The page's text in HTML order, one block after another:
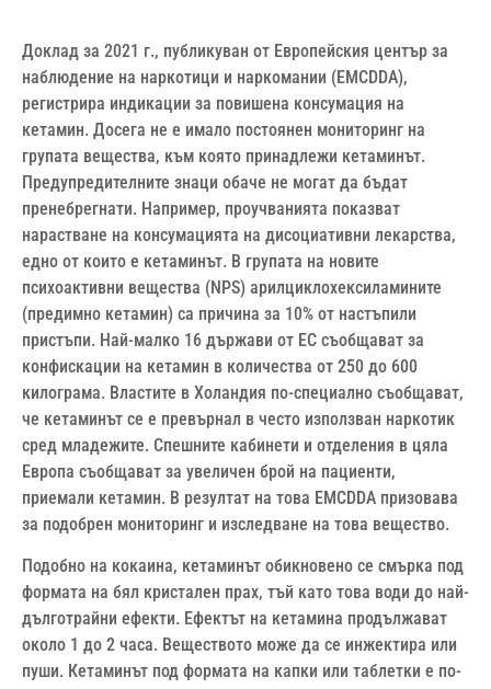
Доклад за 2021 г., публикуван от Европейския център за
наблюдение на наркотици и наркомании (EMCDDA),
регистрира индикации за повишена консумация на
кетамин. Досега не е имало постоянен мониторинг на
групата вещества, към която принадлежи кетаминът.
Предупредителните знаци обаче не могат да бъдат
пренебрегнати. Например, проучванията показват
нарастване на консумацията на дисоциативни лекарства,
едно от които е кетаминът. В групата на новите
психоактивни вещества (NPS) арилциклохексиламините
(предимно кетамин) са причина за 10% от настъпили
пристъпи. Най-малко 16 държави от ЕС съобщават за
конфискации на кетамин в количества от 250 до 600
килограма. Властите в Холандия по-специално съобщават,
че кетаминът се е превърнал в често използван наркотик
сред младежите. Спешните кабинети и отделения в цяла
Европа съобщават за увеличен брой на пациенти,
приемали кетамин. В резултат на това EMCDDA призовава
за подобрен мониторинг и изследване на това вещество.
Подобно на кокаина, кетаминът обикновено се смърка под
формата на бял кристален прах, тъй като това води до най-
дълготрайни ефекти. Ефектът на кетамина продължават
около 1 до 2 часа. Веществото може да се инжектира или
пуши. Кетаминът под формата на капки или таблетки е по-